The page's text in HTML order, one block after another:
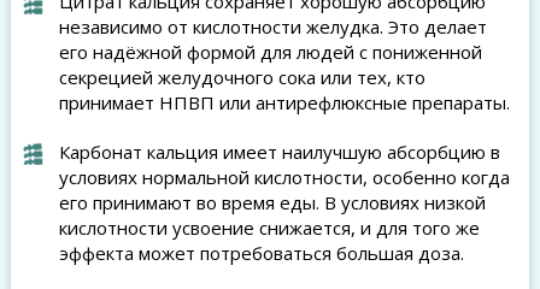
независимо от кислотности желудка. Это делает
его надёжной формой для людей с пониженной
секрецией желудочного сока или тех, кто
принимает НПВП или антирефлюксные препараты.
Карбонат кальция имеет наилучшую абсорбцию в
условиях нормальной кислотности, особенно когда
его принимают во время еды. В условиях низкой
кислотности усвоение снижается, и для того же
эффекта может потребоваться большая доза.